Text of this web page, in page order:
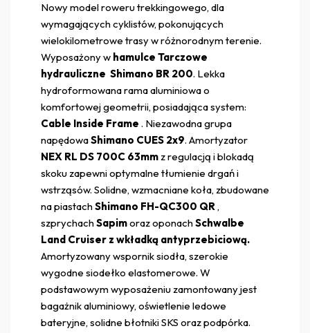
Nowy model roweru trekkingowego, dla
wymagających cyklistów, pokonujących
wielokilometrowe trasy w różnorodnym terenie.
Wyposażony w hamulce Tarczowe
hydrauliczne Shimano BR 200. Lekka
hydroformowana rama aluminiowa o
komfortowej geometrii, posiadająca system:
Cable Inside Frame . Niezawodna grupa
napędowaShimano CUES 2x9. Amortyzator
NEX RL DS 700C 63mmz regulacją i blokadą
skoku zapewni optymalne tłumienie drgań i
wstrząsów. Solidne, wzmacniane koła, zbudowane
na piastachShimano FH-QC300 QR,
szprychachSapimoraz oponachSchwalbe
Land Cruiser z wkładką antyprzebiciową.
Amortyzowany wspornik siodła, szerokie
wygodne siodełko elastomerowe. W
podstawowym wyposażeniu zamontowany jest
bagażnik aluminiowy, oświetlenie ledowe
bateryjne, solidne błotniki SKS oraz podpórka.